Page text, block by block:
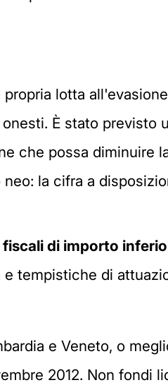
lotta
È stato previsto
che possa diminuire
la cifra a
di importo
tempistiche di
e Veneto, o
2012. Non fondi